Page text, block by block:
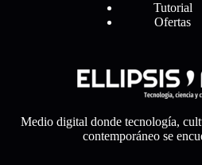
Tutorial
Ofertas
Medio digital donde tecnología,
contemporáneo se